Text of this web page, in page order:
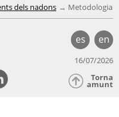
dels nadons Metodologia
es en
16/07/2026
Torna
amunt